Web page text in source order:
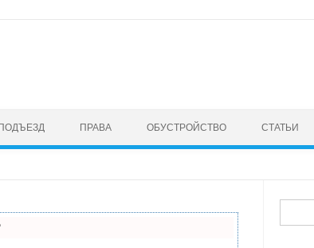
ПОДЪЕЗД ПРАВА ОБУСТРОЙСТВО СТАТЬИ